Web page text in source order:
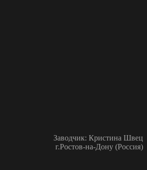
Заводчик: Кристина Швец
г.Ростов-на-Дону (Россия)